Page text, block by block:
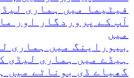
فیٹیما میں ہماری
آپ کے پروردگار اور
میں
بیوراینگ میں ہماری
ہیڈے میں ہماری لیڈی
گھیاے ڈی بوناٹے میں